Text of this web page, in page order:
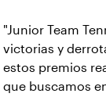
"Junior Team
victorias y
estos premios
que buscamos